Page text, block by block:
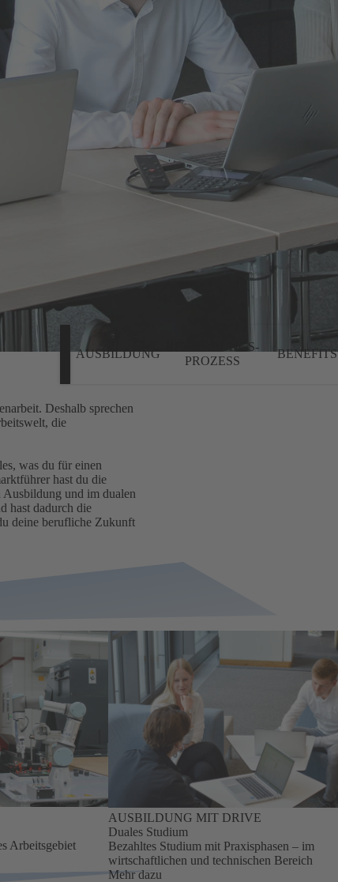
AUSBILDUNG
BEWERBUNGS-
PROZESS
BENEFITS
Deshalb sprechen
die
was du für einen
hast du die
Ausbildung und im dualen
hast dadurch die
deine berufliche Zukunft
Arbeitsgebiet
AUSBILDUNG MIT DRIVE
Duales Studium
Bezahltes Studium mit Praxisphasen – im
wirtschaftlichen und technischen Bereich
Mehr dazu